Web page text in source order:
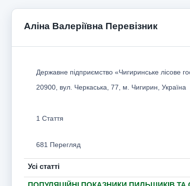
Аліна Валеріївна Перевізник
Державне підприємство «Чигиринське лісове
20900, вул. Черкаська, 77, м. Чигирин, Україна
1 Стаття
681 Перегляд
Усі статті